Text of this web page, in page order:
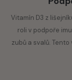
– z toho
D3
Vitamín D3 z
roli v podpoře
zubů a svalů.